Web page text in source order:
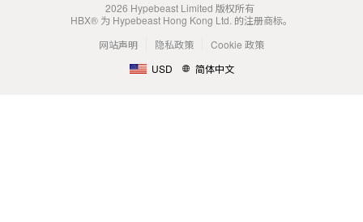
2026 Hypebeast Limited 版权所有
HBX® 为 Hypebeast Hong Kong Ltd. 的注册商标。
网站声明
隐私政策
Cookie 政策
USD
简体中文